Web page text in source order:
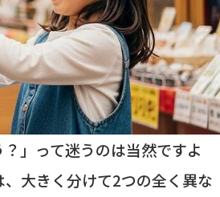
」って迷うのは当然ですよ
大きく分けて2つの全く異な